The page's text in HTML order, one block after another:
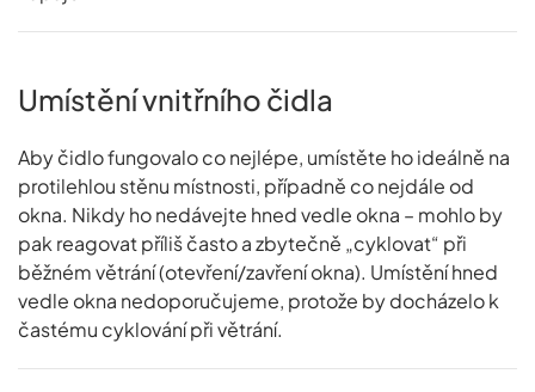
Umístění vnitřního čidla
Aby čidlo fungovalo co nejlépe, umístěte ho ideálně na
protilehlou stěnu místnosti, případně co nejdále od
okna. Nikdy ho nedávejte hned vedle okna – mohlo by
pak reagovat příliš často a zbytečně „cyklovat“ při
běžném větrání (otevření/zavření okna). Umístění hned
vedle okna nedoporučujeme, protože by docházelo k
častému cyklování při větrání.